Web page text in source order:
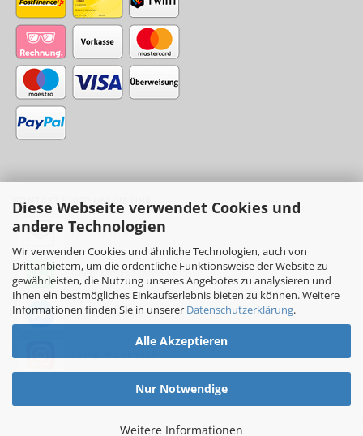
Diese Webseite verwendet Cookies und
andere Technologien
Wir verwenden Cookies und ähnliche Technologien, auch von
Drittanbietern, um die ordentliche Funktionsweise der Website zu
gewährleisten, die Nutzung unseres Angebotes zu analysieren und
Ihnen ein bestmögliches Einkaufserlebnis bieten zu können. Weitere
Informationen finden Sie in unserer Datenschutzerklärung.
Alle Akzeptieren
Nur Notwendige
Weitere Informationen
KONTAKT RUND UM DIE UHR
info@sinni.ch
Nachricht:+41788997155
Messenger: sinni.ch